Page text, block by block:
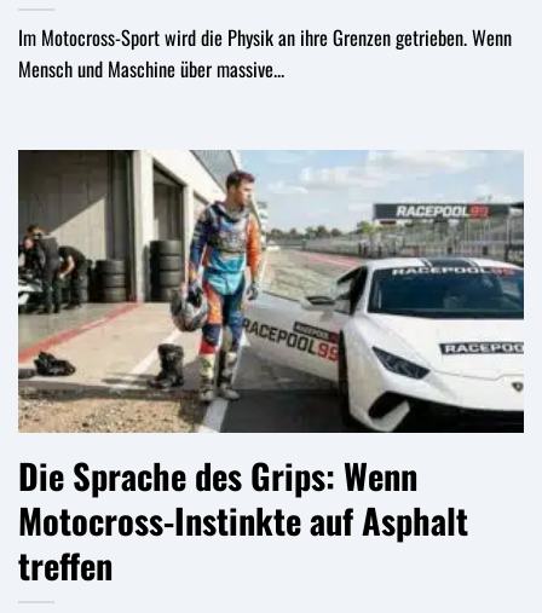
Im Motocross-Sport wird die Physik an ihre Grenzen getrieben. Wenn
Mensch und Maschine über massive...
Die Sprache des Grips: Wenn
Motocross-Instinkte auf Asphalt
treffen